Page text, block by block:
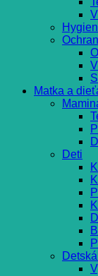
Matka a
Deti